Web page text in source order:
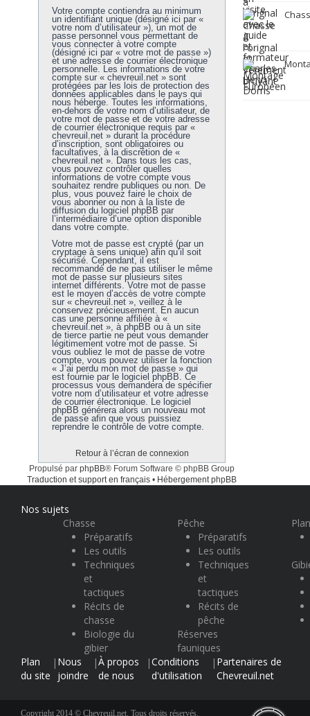
Votre compte contiendra au minimum
un identifiant unique (désigné ici par «
votre nom d’utilisateur »), un mot de
passe personnel vous permettant de
vous connecter à votre compte
(désigné ici par « votre mot de passe »)
et une adresse de courrier électronique
personnelle. Les informations de votre
compte sur « chevreuil.net » sont
protégées par les lois de protection des
données applicables dans le pays qui
nous héberge. Toutes les informations,
en-dehors de votre nom d’utilisateur, de
votre mot de passe et de votre adresse
de courrier électronique requis par «
chevreuil.net » durant la procédure
d’inscription, sont obligatoires ou
facultatives, à la discrétion de «
chevreuil.net ». Dans tous les cas,
vous pouvez contrôler quelles
informations de votre compte vous
souhaitez rendre publiques ou non. De
plus, vous pouvez faire le choix de
vous abonner ou non à la liste de
diffusion du logiciel phpBB par
l’intermédiaire d’une option disponible
dans votre compte.
Votre mot de passe est crypté (par un
cryptage à sens unique) afin qu’il soit
sécurisé. Cependant, il est
recommandé de ne pas utiliser le même
mot de passe sur plusieurs sites
internet différents. Votre mot de passe
est le moyen d’accès de votre compte
sur « chevreuil.net », veillez à le
conservez précieusement. En aucun
cas une personne affiliée à «
chevreuil.net », à phpBB ou à un site
de tierce partie ne peut vous demander
légitimement votre mot de passe. Si
vous oubliez le mot de passe de votre
compte, vous pouvez utiliser la fonction
« J’ai perdu mon mot de passe » qui
est fournie par le logiciel phpBB. Ce
processus vous demandera de spécifier
votre nom d’utilisateur et votre adresse
de courrier électronique. Le logiciel
phpBB générera alors un nouveau mot
de passe afin que vous puissiez
reprendre le contrôle de votre compte.
Retour à l’écran de connexion
Propulsé par phpBB® Forum Software © phpBB Group
Traduction et support en français • Hébergement phpBB
Nos sujets
Chasse
Préparatifs
Les outils
Techniques
et
tactiques
Récits de
chasse
Biologie du
gibier
Pêche
Préparatifs
Les outils
Techniques
et
tactiques
Récits de
pêche
Réserves
fauniques
Plan
du site
| Nous
joindre
|À propos
de nous
|Conditions
d'utilisation
| Partenaires de
Chevreuil.net
Copyright 2014 © Chevreuil.net. Tous droits réservés.